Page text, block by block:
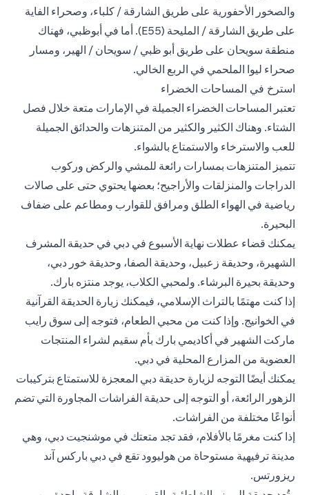
والصخور الأحفورية على طريق الشارقة / كلباء، وصحراء الفاية
على طريق الشارقة / المليحة (E55). أما في أبوظبي، فهناك
منطقة سويحان على طريق أبو ظبي / سويحان / الهير، ومسار
صحراء ليوا الملحمي في الربع الخالي.
استرخ في المساحات الخضراء
تعتبر المساحات الخضراء الجميلة في الإمارات متعة خلال فصل
الشتاء. وهناك الكثير والكثير من المتنزهات والحدائق الجميلة
للعب والاسترخاء والاستمتاع بالشواء.
تتميز المتنزهات بمسارات رائعة للمشي والركض وركوب
الدراجات والمنزلقات والأراجيح؛ بعضها يحتوي حتى على صالات
رياضية في الهواء الطلق ومرافق للقوارب ومطاعم على ضفاف
البحيرة.
يمكنك قضاء عطلات نهاية الأسبوع في دبي في حديقة المشرف
الشهيرة، وحديقة زعبيل، وحديقة الصفا، وحديقة خور دبي،
وحديقة بحيرة البرشاء. ولمحبي الكلاب، يوجد منتزه بارك.
إذا كنت مهتمًا بالتراث الإسلامي، فيمكنك زيارة الحديقة القرآنية
في الخوانيج. وإذا كنت من محبي الطعام، فتوجه إلى سوق رايب
ماركت الشهير في أكاديمي بارك بأم سقيم لشراء المنتجات
العضوية من المزارع المحلية في دبي.
يمكنك أيضًا التوجه لزيارة حديقة دبي المعجزة للاستمتاع بتركيبات
الزهور الرائعة، أو التوجه إلى حديقة الفراشات المجاورة التي تضم
أنواعًا مختلفة من الفراشات.
إذا كنت مغرمًا بالأفلام، فقد تجد متعتك في موشنجيت دبي، وهي
مدينة ترفيهية مستوحاة من هوليوود تقع في دبي باركس آند
ريزورتس.